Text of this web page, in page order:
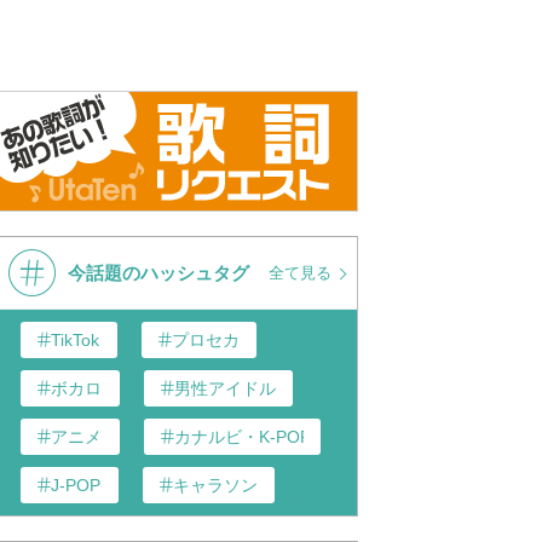
今話題のハッシュタグ 全て見る
TikTok プロセカ
ボカロ 男性アイドル
アニメ カナルビ・K-POP和訳
J-POP キャラソン